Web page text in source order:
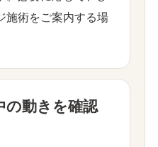
施術をご案内する場
の動きを確認